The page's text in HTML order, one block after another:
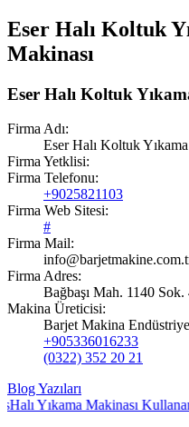
Eser Halı Koltuk
Makinası
Eser Halı Koltuk
Firma Adı:
Eser Halı Koltuk Yıkama
Firma Yetklisi:
Firma Telefonu:
+9025821103
Firma Web Sitesi:
#
Firma Mail:
Firma Adres:
Bağbaşı Mah. 1140
Makina Üreticisi:
Barjet Makina
+905336016233
(0322) 352 20 21
Blog Yazıları
Halı Yıkama Makinası